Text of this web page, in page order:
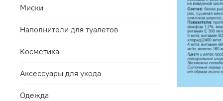
Миски
Наполнители для туалетов
Косметика
Аксессуары для ухода
Одежда